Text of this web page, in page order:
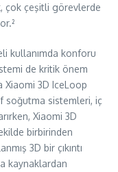
çok çeşitli görevlerde
kullanımda konforu
de kritik önem
Xiaomi 3D IceLoop
soğutma sistemleri, iç
Xiaomi 3D
birbirinden
3D bir çıkıntı
kaynaklardan